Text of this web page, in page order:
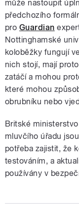
může nastoupit
předchozího
pro Guardian
Nottinghamské
koloběžky fungují
nich stojí, mají
zatáčí a mohou
které mohou
obrubníku nebo
Britské
mluvčího úřadu
potřeba zajistit, že
testováním, a
používány v